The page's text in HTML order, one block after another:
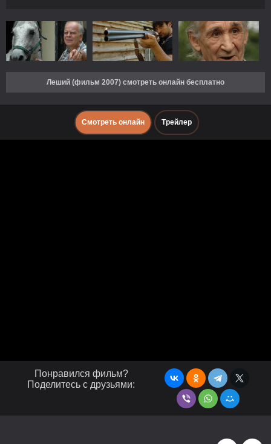
Леший (фильм 2007) смотреть онлайн бесплатно
Смотреть онлайн Трейлер
Понравился фильм?
Поделитесь с друзьями: